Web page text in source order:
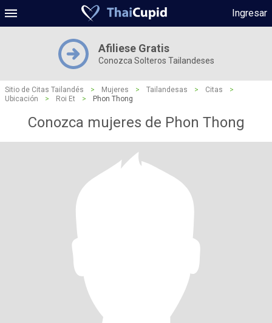
Ingresar
Afiliese Gratis
Conozca Solteros Tailandeses
Sitio de Citas Tailandés > Mujeres > Tailandesas > Citas
>
Ubicación
> Roi Et > Phon Thong
Conozca mujeres de Phon Thong